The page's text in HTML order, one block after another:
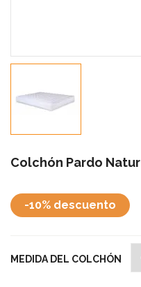
Colchón Pardo Natur
-10% descuento
MEDIDA DEL COLCHÓN